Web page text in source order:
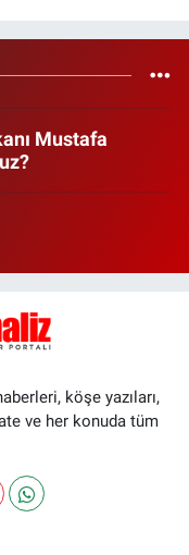
Mustafa
köşe yazıları,
ve her konuda tüm